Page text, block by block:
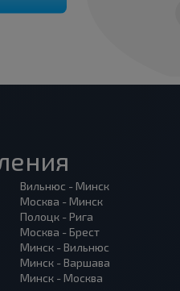
Вильнюс - Минск
Москва - Минск
Полоцк - Рига
Москва - Брест
Минск - Вильнюс
Минск - Варшава
Минск - Москва